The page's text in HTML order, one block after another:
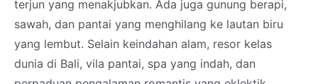
terjun yang menakjubkan. Ada juga gunung berapi,
sawah, dan pantai yang menghilang ke lautan biru
yang lembut. Selain keindahan alam, resor kelas
dunia di Bali, vila pantai, spa yang indah, dan